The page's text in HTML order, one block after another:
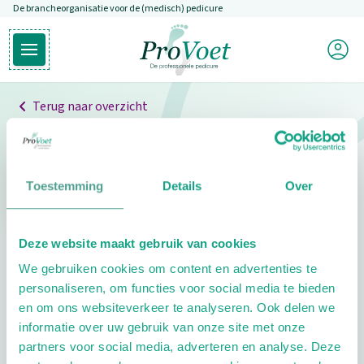
Toestemming Details Over
Deze website maakt gebruik van cookies
We gebruiken cookies om content en advertenties te
personaliseren, om functies voor social media te bieden
en om ons websiteverkeer te analyseren. Ook delen we
informatie over uw gebruik van onze site met onze
partners voor social media, adverteren en analyse. Deze
Overslaan en naar de inhoud gaan
De brancheorganisatie voor de (medisch) pedicure
Open hoofdmenu
Ga naar de homepagina
Mijn
Terug naar overzicht
Professionals
Pedicure niet gevonden
pedicure.